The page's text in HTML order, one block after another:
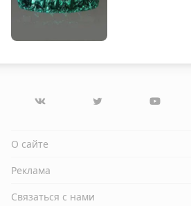
О сайте
Реклама
Связаться с нами